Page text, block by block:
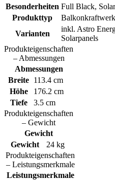
Besonderheiten Full Black,
Produkttyp
Balkonkraftwerk
Varianten
inkl. Astro
Solarpanels
Produkteigenschaften
– Abmessungen
Abmessungen
Breite 113.4 cm
Höhe
176.2 cm
Tiefe
3.5 cm
Produkteigenschaften
– Gewicht
Gewicht
Gewicht
24 kg
Produkteigenschaften
– Leistungsmerkmale
Leistungsmerkmale